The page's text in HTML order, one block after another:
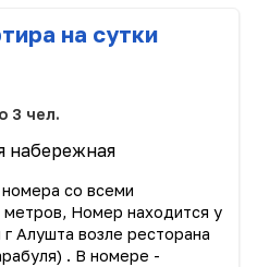
на сутки
3 чел.
набережная
со всеми
Номер находится у
Алушта возле ресторана
. В номере -